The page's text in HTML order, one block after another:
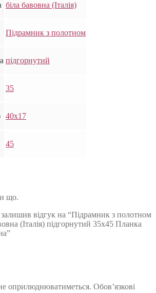
біла бавовна (Італія)
Підрамник з полотном
підгорнутий
35
40х17
45
що.
відгук на “Підрамник з полотном
(Італія) підгорнутий 35х45 Планка
оприлюднюватиметься. Обов’язкові